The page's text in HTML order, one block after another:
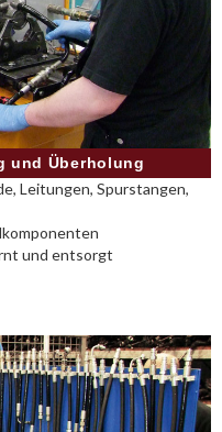
und Überholung
Leitungen, Spurstangen,
und entsorgt